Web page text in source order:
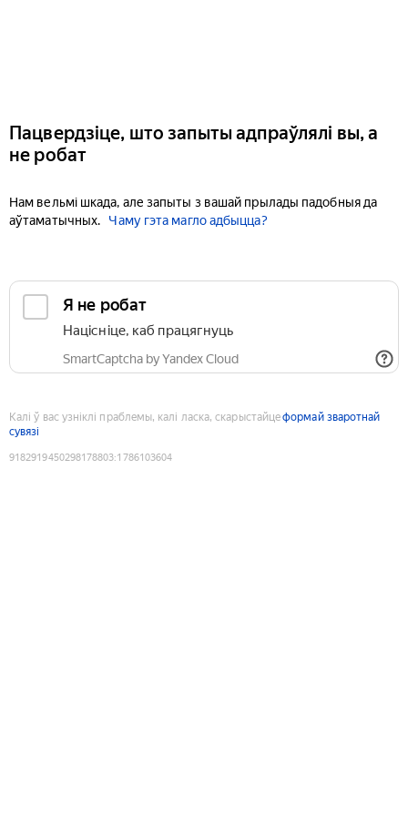
Пацвердзіце, што запыты адпраўлялі вы, а
не робат
Нам вельмі шкада, але запыты з вашай прылады падобныя да
аўтаматычных.
Чаму гэта магло адбыцца?
Я не робат
Націсніце, каб працягнуць
SmartCaptcha by Yandex Cloud
Калі ў вас узніклі праблемы, калі ласка, скарыстайцеформай зваротнай
сувязі
9182919450298178803:1786103604